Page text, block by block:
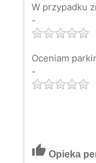
W przypadku
-
Oceniam
-
thumb_up Opieka